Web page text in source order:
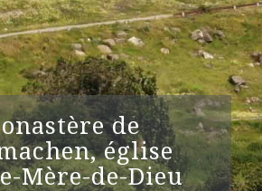
de
église
Mère-de-Dieu